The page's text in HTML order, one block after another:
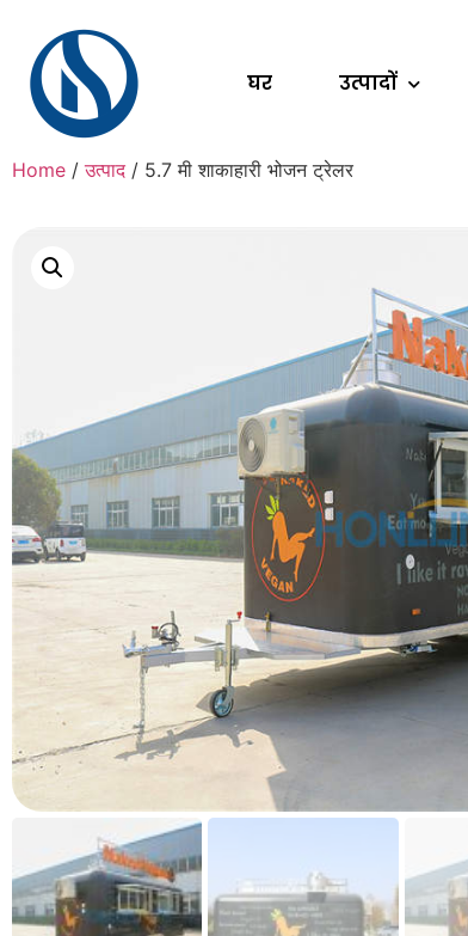
घर उत्पादों
Home /उत्पाद/ 5.7 मी शाकाहारी भोजन ट्रेलर